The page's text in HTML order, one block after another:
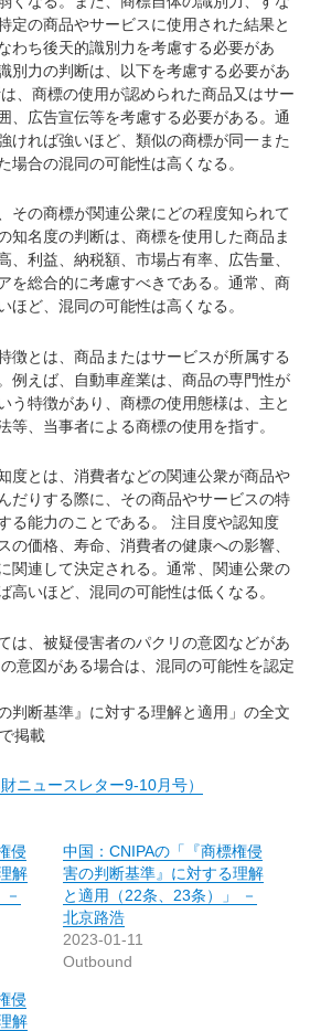
定の商品やサービスに使用された結果と
わち後天的識別力を考慮する必要があ
別力の判断は、以下を考慮する必要があ
、商標の使用が認められた商品又はサー
、広告宣伝等を考慮する必要がある。通
ければ強いほど、類似の商標が同一また
場合の混同の可能性は高くなる。
その商標が関連公衆にどの程度知られて
知名度の判断は、商標を使用した商品ま
、利益、納税額、市場占有率、広告量、
を総合的に考慮すべきである。通常、商
ほど、混同の可能性は高くなる。
徴とは、商品またはサービスが所属する
例えば、自動車産業は、商品の専門性が
う特徴があり、商標の使用態様は、主と
等、当事者による商標の使用を指す。
度とは、消費者などの関連公衆が商品や
だりする際に、その商品やサービスの特
る能力のことである。 注目度や認知度
の価格、寿命、消費者の健康への影響、
関連して決定される。通常、関連公衆の
高いほど、混同の可能性は低くなる。
は、被疑侵害者のパクリの意図などがあ
意図がある場合は、混同の可能性を認定
判断基準』に対する理解と適用」の全文
掲載
ニュースレター9-10月号）
侵
解
中国：CNIPAの「『商標権侵
害の判断基準』に対する理解
と適用（22条、23条）」 －
北京路浩
2023-01-11
Outbound
侵
解